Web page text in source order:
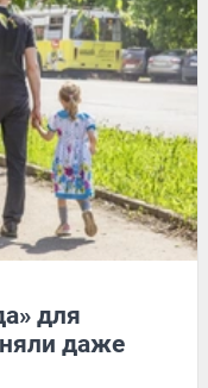
для
даже